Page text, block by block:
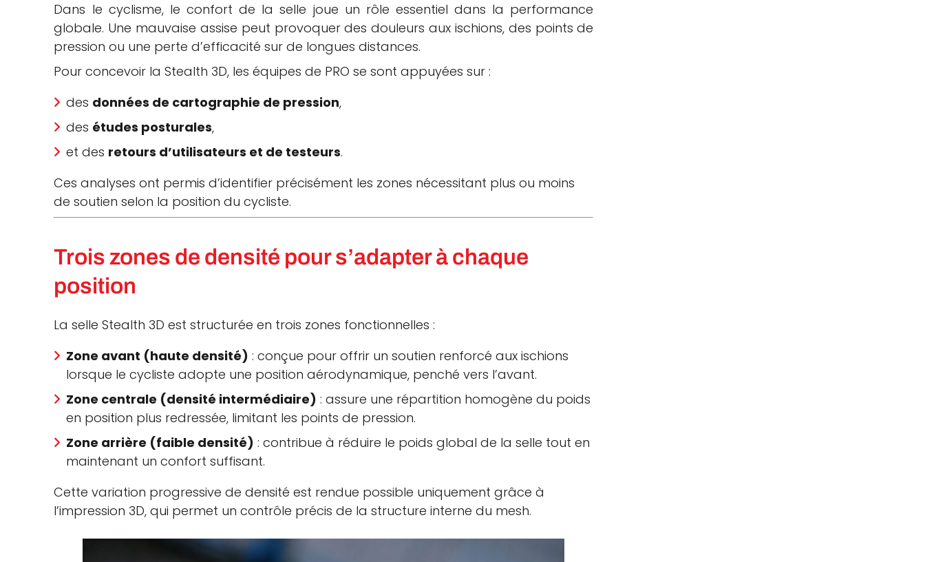
Dans le cyclisme, le confort de la selle joue un rôle essentiel dans la performance
globale. Une mauvaise assise peut provoquer des douleurs aux ischions, des points de
pression ou une perte d’efficacité sur de longues distances.
Pour concevoir la Stealth 3D, les équipes de PRO se sont appuyées sur :
des données de cartographie de pression,
des études posturales,
et des retours d’utilisateurs et de testeurs.
Ces analyses ont permis d’identifier précisément les zones nécessitant plus ou moins
de soutien selon la position du cycliste.
Trois zones de densité pour s’adapter à chaque
position
La selle Stealth 3D est structurée en trois zones fonctionnelles :
Zone avant (haute densité) : conçue pour offrir un soutien renforcé aux ischions
lorsque le cycliste adopte une position aérodynamique, penché vers l’avant.
Zone centrale (densité intermédiaire) : assure une répartition homogène du poids
en position plus redressée, limitant les points de pression.
Zone arrière (faible densité) : contribue à réduire le poids global de la selle tout en
maintenant un confort suffisant.
Cette variation progressive de densité est rendue possible uniquement grâce à
l’impression 3D, qui permet un contrôle précis de la structure interne du mesh.